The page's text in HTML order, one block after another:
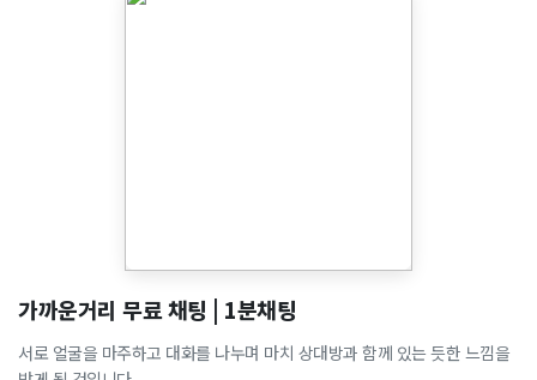
가까운거리 무료 채팅 | 1분채팅
서로 얼굴을 마주하고 대화를 나누며 마치 상대방과 함께 있는 듯한 느낌을